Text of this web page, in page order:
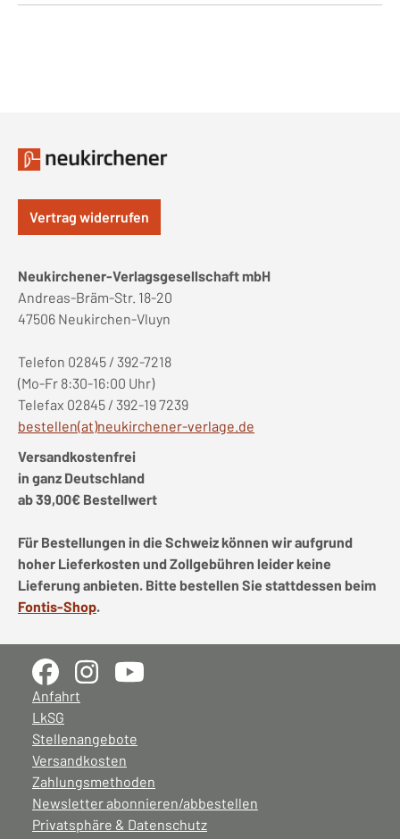
Vertrag widerrufen
Neukirchener-Verlagsgesellschaft mbH
Andreas-Bräm-Str. 18-20
47506 Neukirchen-Vluyn
Telefon 02845 / 392-7218
(Mo-Fr 8:30-16:00 Uhr)
Telefax 02845 / 392-19 7239
bestellen(at)neukirchener-verlage.de
Versandkostenfrei
in ganz Deutschland
ab 39,00€ Bestellwert
Für Bestellungen in die Schweiz können wir aufgrund
hoher Lieferkosten und Zollgebühren leider keine
Lieferung anbieten. Bitte bestellen Sie stattdessen beim
Fontis-Shop.
Anfahrt
LkSG
Stellenangebote
Versandkosten
Zahlungsmethoden
Newsletter abonnieren/abbestellen
Privatsphäre & Datenschutz